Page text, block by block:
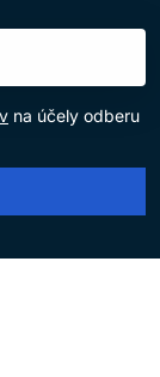
na účely odberu